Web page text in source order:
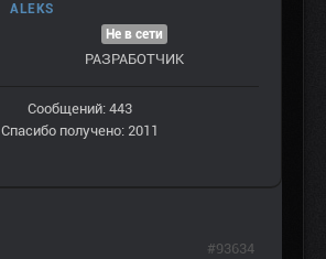
ALEKS
Не в сети
РАЗРАБОТЧИК
Сообщений: 443
Спасибо получено: 2011
#93634